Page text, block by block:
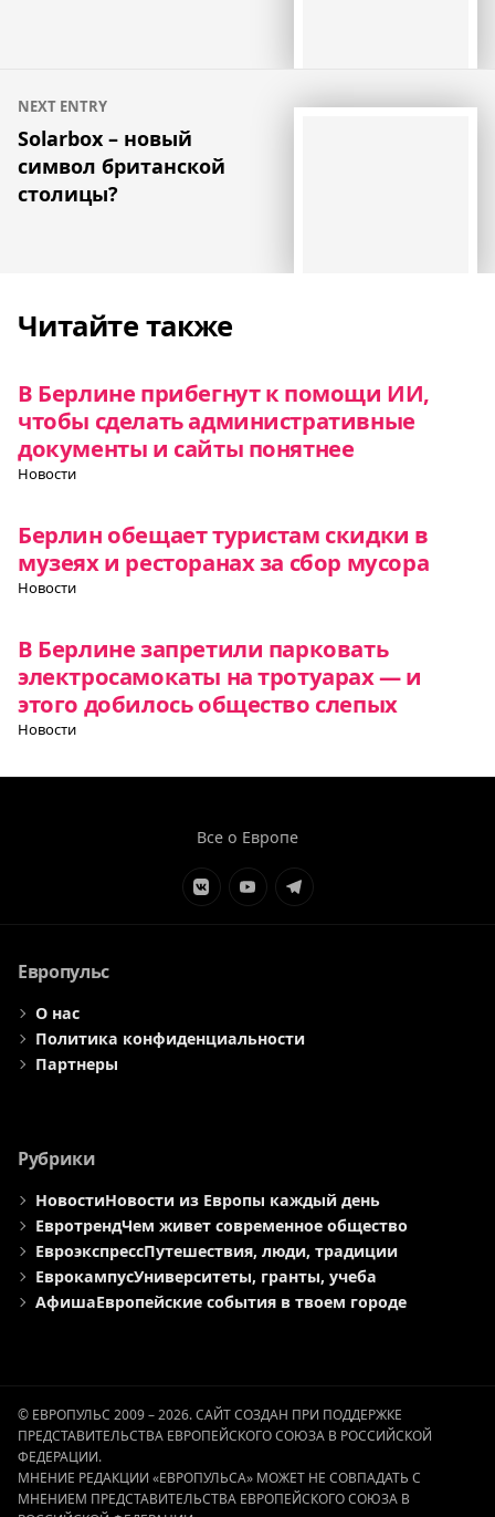
NEXT ENTRY
Solarbox – новый
символ британской
столицы?
Читайте также
В Берлине прибегнут к помощи ИИ,
чтобы сделать административные
документы и сайты понятнее
Новости
Берлин обещает туристам скидки в
музеях и ресторанах за сбор мусора
Новости
В Берлине запретили парковать
электросамокаты на тротуарах — и
этого добилось общество слепых
Новости
Все о Европе
ЭлементЭлементЭлемент
Европульс
О нас
Политика конфиденциальности
Партнеры
Рубрики
НовостиНовости из Европы каждый день
ЕвротрендЧем живет современное общество
ЕвроэкспрессПутешествия, люди, традиции
ЕврокампусУниверситеты, гранты, учеба
АфишаЕвропейские события в твоем городе
© ЕВРОПУЛЬС 2009 – 2026. САЙТ СОЗДАН ПРИ ПОДДЕРЖКЕ
ПРЕДСТАВИТЕЛЬСТВА ЕВРОПЕЙСКОГО СОЮЗА В РОССИЙСКОЙ
ФЕДЕРАЦИИ.
МНЕНИЕ РЕДАКЦИИ «ЕВРОПУЛЬСА» МОЖЕТ НЕ СОВПАДАТЬ С
МНЕНИЕМ ПРЕДСТАВИТЕЛЬСТВА ЕВРОПЕЙСКОГО СОЮЗА В